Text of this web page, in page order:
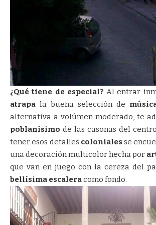
¿Qué tiene de especial? Al entrar
atrapa la buena selección de
alternativa a volúmen moderado, te
poblanísimo de las casonas del
tener esos detalles colonialesse
una decoración multicolor hecha por
que van en juego con la cereza del
bellísima escaleracomo fondo.